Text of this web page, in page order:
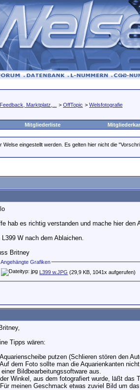
Marktplatz,... > OffTopic > Welsfotografie
Mitgliederliste
Welse eingestellt werden. Es gelten hier nicht die
hab es richtig verstanden und mache hier den
L399 W nach dem Ablaichen.
Britney
Angehängte Grafiken
L399 w.JPG (29,9 KB, 1041x aufgerufen)
Tipps wären:
putzen (Schlieren stören den
dem Foto sollte man die Aquarienkanten
Bildbearbeitungssoftware aus.
Winkel, aus dem fotografiert wurde, läßt das
meinen Geschmack etwas zuviel Bild um